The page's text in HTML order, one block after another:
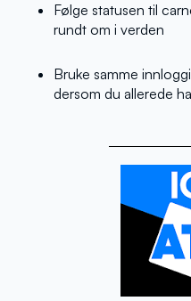
Følge statusen til
rundt om i verden
Bruke samme
dersom du allerede